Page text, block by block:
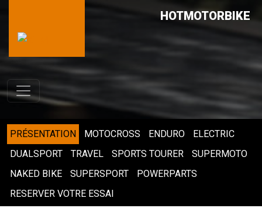
HOTMOTORBIKE
PRÉSENTATION MOTOCROSS ENDURO
ELECTRIC
DUALSPORT
TRAVEL SPORTS TOURER
SUPERMOTO
NAKED BIKE
SUPERSPORT
POWERPARTS
RESERVER VOTRE ESSAI